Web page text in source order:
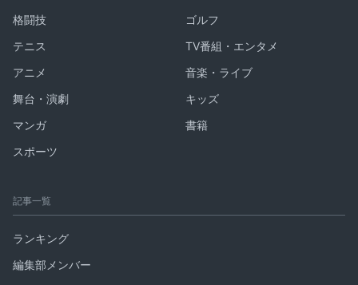
格闘技
ゴルフ
テニス
TV番組・エンタメ
アニメ
音楽・ライブ
舞台・演劇
キッズ
マンガ
書籍
スポーツ
記事一覧
ランキング
編集部メンバー